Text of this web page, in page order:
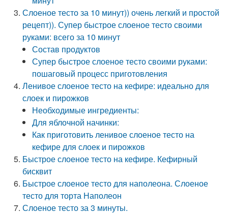
Слоеное тесто за 10 минут)) очень легкий и простой
рецепт)). Супер быстрое слоеное тесто своими
руками: всего за 10 минут
Состав продуктов
Супер быстрое слоеное тесто своими руками:
пошаговый процесс приготовления
Ленивое слоеное тесто на кефире: идеально для
слоек и пирожков
Необходимые ингредиенты:
Для яблочной начинки:
Как приготовить ленивое слоеное тесто на
кефире для слоек и пирожков
Быстрое слоеное тесто на кефире. Кефирный
бисквит
Быстрое слоеное тесто для наполеона. Слоеное
тесто для торта Наполеон
Слоеное тесто за 3 минуты.